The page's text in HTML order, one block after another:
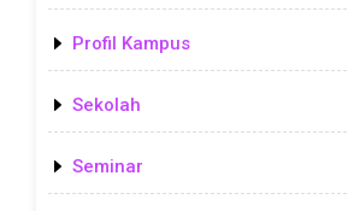
Profil Kampus
Sekolah
Seminar